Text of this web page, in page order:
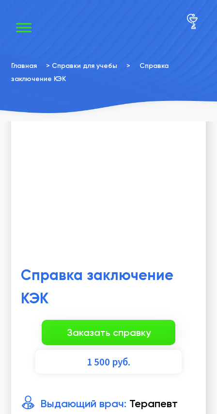
Главная > Справки для учебы >
Справка
заключение КЭК
Справка заключение
КЭК
Заказать справку
1 500 руб.
Выдающий врач: Терапевт